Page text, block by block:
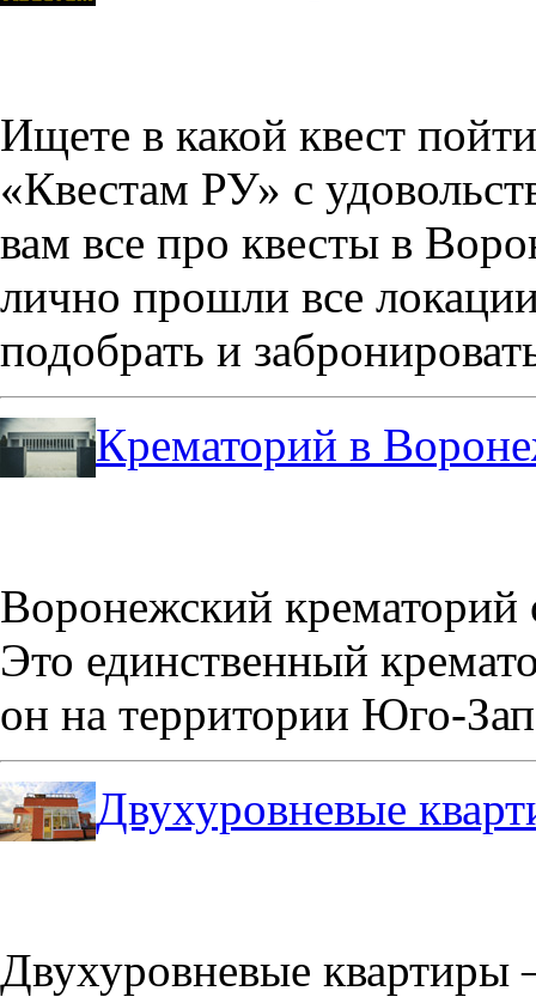
Ищете в какой квест
«Квестам РУ» с
вам все про квесты в
лично прошли все
подобрать и
Крематорий в
Воронежский крематорий
Это единственный
он на территории Юго-
Двухуровневые
Двухуровневые квартиры